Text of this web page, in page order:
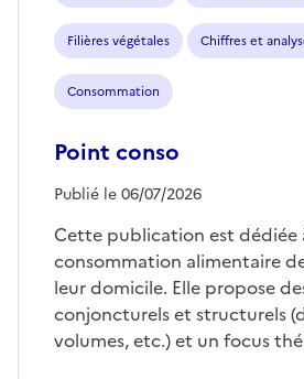
Filières végétales Chiffres et
Consommation
Point conso
Publié le 06/07/2026
Cette publication est dédiée
consommation alimentaire
leur domicile. Elle propose
conjoncturels et structurels
volumes, etc.) et un focus